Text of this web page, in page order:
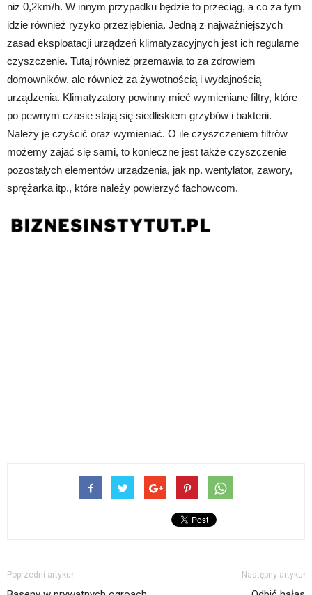
niż 0,2km/h. W innym przypadku będzie to przeciąg, a co za tym
idzie również ryzyko przeziębienia. Jedną z najważniejszych
zasad eksploatacji urządzeń klimatyzacyjnych jest ich regularne
czyszczenie. Tutaj również przemawia to za zdrowiem
domowników, ale również za żywotnością i wydajnością
urządzenia. Klimatyzatory powinny mieć wymieniane filtry, które
po pewnym czasie stają się siedliskiem grzybów i bakterii.
Należy je czyścić oraz wymieniać. O ile czyszczeniem filtrów
możemy zająć się sami, to konieczne jest także czyszczenie
pozostałych elementów urządzenia, jak np. wentylator, zawory,
sprężarka itp., które należy powierzyć fachowcom.
Poprzedni artykuł Następny artykuł